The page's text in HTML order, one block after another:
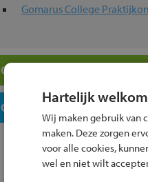
Gomarus College
Overige scholen in jouw
Onderwijsconcepten en -
Hartelijk
Wij maken gebruik van
maken. Deze zorgen
voor alle cookies,
wel en niet wilt